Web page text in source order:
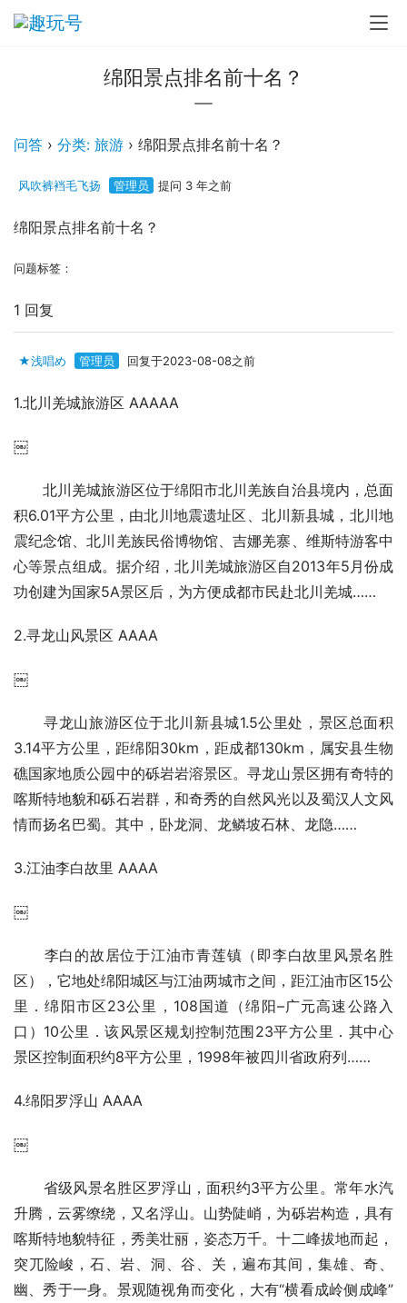
绵阳景点排名前十名？
问答 › 分类: 旅游 › 绵阳景点排名前十名？
风吹裤裆毛飞扬 管理员 提问 3 年之前
绵阳景点排名前十名？
问题标签：
1 回复
★浅唱め 管理员 回复于2023-08-08之前
1.北川羌城旅游区 AAAAA
￼
北川羌城旅游区位于绵阳市北川羌族自治县境内，总面
积6.01平方公里，由北川地震遗址区、北川新县城，北川地
震纪念馆、北川羌族民俗博物馆、吉娜羌寨、维斯特游客中
心等景点组成。据介绍，北川羌城旅游区自2013年5月份成
功创建为国家5A景区后，为方便成都市民赴北川羌城……
2.寻龙山风景区 AAAA
￼
寻龙山旅游区位于北川新县城1.5公里处，景区总面积
3.14平方公里，距绵阳30km，距成都130km，属安县生物
礁国家地质公园中的砾岩岩溶景区。寻龙山景区拥有奇特的
喀斯特地貌和砾石岩群，和奇秀的自然风光以及蜀汉人文风
情而扬名巴蜀。其中，卧龙洞、龙鳞坡石林、龙隐……
3.江油李白故里 AAAA
￼
李白的故居位于江油市青莲镇（即李白故里风景名胜
区），它地处绵阳城区与江油两城市之间，距江油市区15公
里．绵阳市区23公里，108国道（绵阳–广元高速公路入
口）10公里．该风景区规划控制范围23平方公里．其中心
景区控制面积约8平方公里，1998年被四川省政府列……
4.绵阳罗浮山 AAAA
￼
省级风景名胜区罗浮山，面积约3平方公里。常年水汽
升腾，云雾缭绕，又名浮山。山势陡峭，为砾岩构造，具有
喀斯特地貌特征，秀美壮丽，姿态万千。十二峰拔地而起，
突兀险峻，石、岩、洞、谷、关，遍布其间，集雄、奇、
幽、秀于一身。景观随视角而变化，大有“横看成岭侧成峰”